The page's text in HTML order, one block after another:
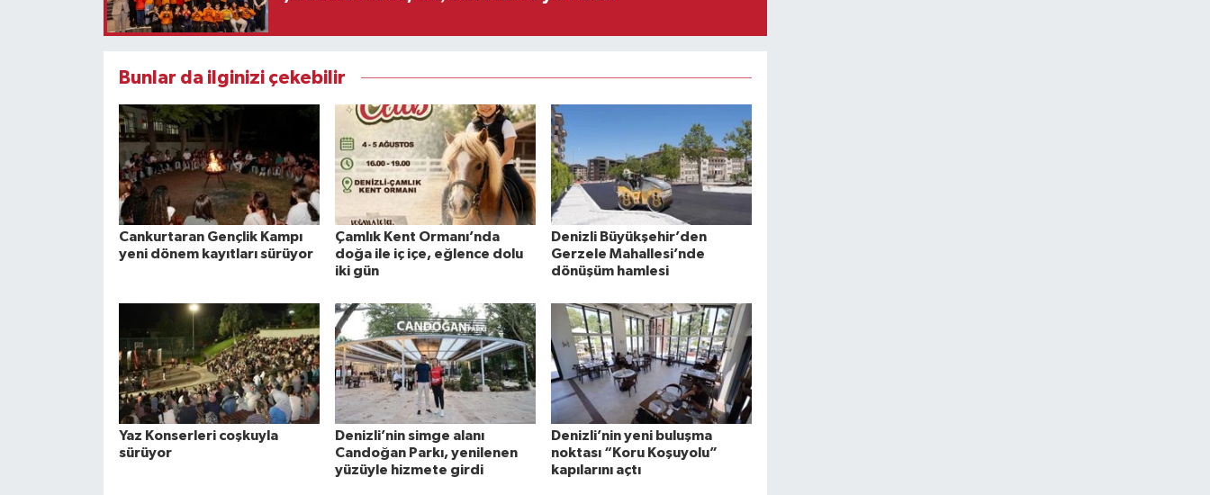
Bunlar da ilginizi çekebilir
Cankurtaran Gençlik Kampı
yeni dönem kayıtları sürüyor
Çamlık Kent Ormanı’nda
doğa ile iç içe, eğlence dolu
iki gün
Denizli Büyükşehir’den
Gerzele Mahallesi’nde
dönüşüm hamlesi
Yaz Konserleri coşkuyla
sürüyor
Denizli’nin simge alanı
Candoğan Parkı, yenilenen
yüzüyle hizmete girdi
Denizli’nin yeni buluşma
noktası “Koru Koşuyolu”
kapılarını açtı